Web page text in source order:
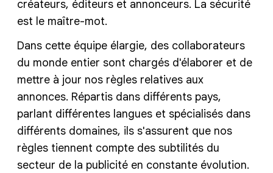
créateurs, éditeurs et annonceurs. La sécurité
est le maître-mot.
Dans cette équipe élargie, des collaborateurs
du monde entier sont chargés d'élaborer et de
mettre à jour nos règles relatives aux
annonces. Répartis dans différents pays,
parlant différentes langues et spécialisés dans
différents domaines, ils s'assurent que nos
règles tiennent compte des subtilités du
secteur de la publicité en constante évolution.